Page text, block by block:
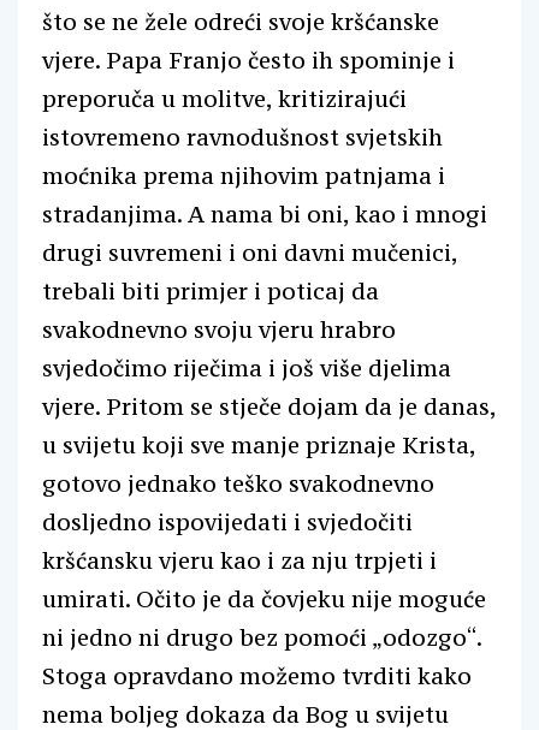
što se ne žele odreći svoje kršćanske
vjere. Papa Franjo često ih spominje i
preporuča u molitve, kritizirajući
istovremeno ravnodušnost svjetskih
moćnika prema njihovim patnjama i
stradanjima. A nama bi oni, kao i mnogi
drugi suvremeni i oni davni mučenici,
trebali biti primjer i poticaj da
svakodnevno svoju vjeru hrabro
svjedočimo riječima i još više djelima
vjere. Pritom se stječe dojam da je danas,
u svijetu koji sve manje priznaje Krista,
gotovo jednako teško svakodnevno
dosljedno ispovijedati i svjedočiti
kršćansku vjeru kao i za nju trpjeti i
umirati. Očito je da čovjeku nije moguće
ni jedno ni drugo bez pomoći „odozgo“.
Stoga opravdano možemo tvrditi kako
nema boljeg dokaza da Bog u svijetu